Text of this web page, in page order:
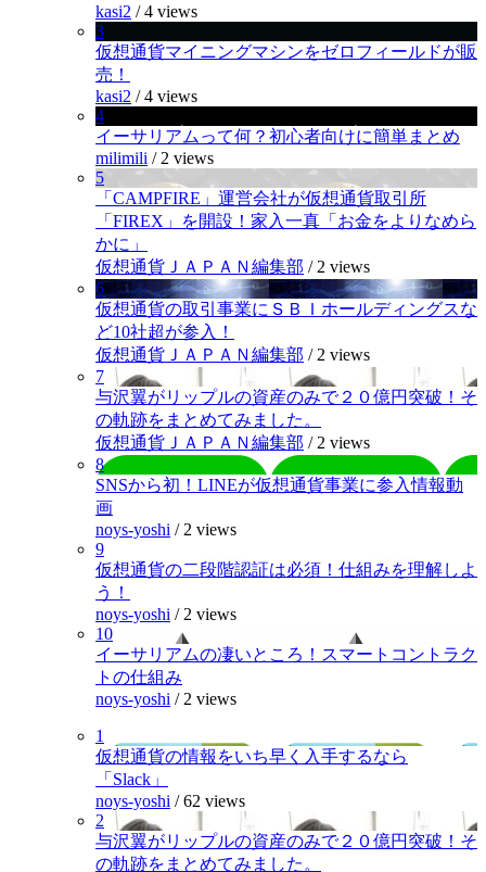
kasi2 /4 views
3
仮想通貨マイニングマシンをゼロフィールドが販
売！
kasi2 /4 views
4
イーサリアムって何？初心者向けに簡単まとめ
milimili / 2 views
5
「CAMPFIRE」運営会社が仮想通貨取引所
「FIREX」を開設！家入一真「お金をよりなめら
かに」
仮想通貨ＪＡＰＡＮ編集部 / 2 views
6
仮想通貨の取引事業にＳＢＩホールディングスな
ど10社超が参入！
仮想通貨ＪＡＰＡＮ編集部 / 2 views
7
与沢翼がリップルの資産のみで２０億円突破！そ
の軌跡をまとめてみました。
仮想通貨ＪＡＰＡＮ編集部 / 2 views
8
SNSから初！LINEが仮想通貨事業に参入情報動
画
noys-yoshi / 2 views
9
仮想通貨の二段階認証は必須！仕組みを理解しよ
う！
noys-yoshi / 2 views
10
イーサリアムの凄いところ！スマートコントラク
トの仕組み
noys-yoshi / 2 views
1
仮想通貨の情報をいち早く入手するなら
「Slack」
noys-yoshi /62 views
2
与沢翼がリップルの資産のみで２０億円突破！そ
の軌跡をまとめてみました。